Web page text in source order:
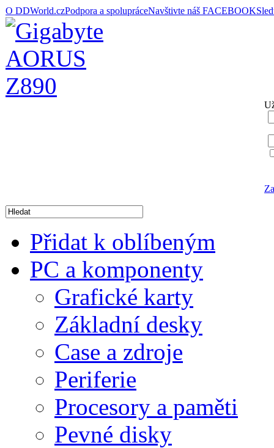
O DDWorld.czPodpora a spolupráceNavštivte náš FACEBOOK
Přidat k oblíbeným
PC a komponenty
Grafické karty
Základní desky
Case a zdroje
Periferie
Procesory a paměti
Pevné disky